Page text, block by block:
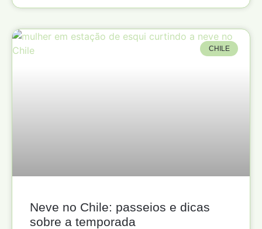
CHILE
Neve no Chile: passeios e dicas
sobre a temporada